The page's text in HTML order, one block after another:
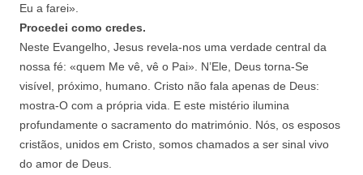
Eu a farei».
Procedei como credes.
Neste Evangelho, Jesus revela-nos uma verdade central da
nossa fé: «quem Me vê, vê o Pai». N’Ele, Deus torna-Se
visível, próximo, humano. Cristo não fala apenas de Deus:
mostra-O com a própria vida. E este mistério ilumina
profundamente o sacramento do matrimónio. Nós, os esposos
cristãos, unidos em Cristo, somos chamados a ser sinal vivo
do amor de Deus.